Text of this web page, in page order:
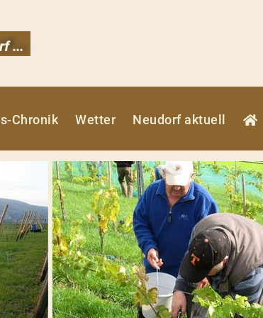
...
Chronik Wetter Neudorf aktuell